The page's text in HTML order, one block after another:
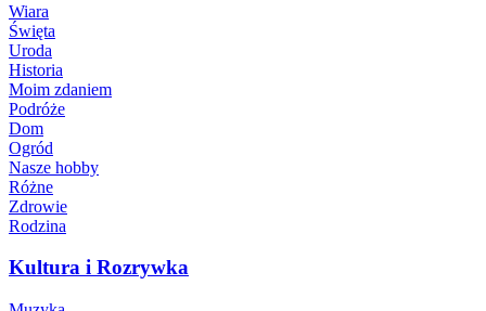
Wiara
Święta
Uroda
Historia
Moim zdaniem
Podróże
Dom
Ogród
Nasze hobby
Różne
Zdrowie
Rodzina
Kultura i Rozrywka